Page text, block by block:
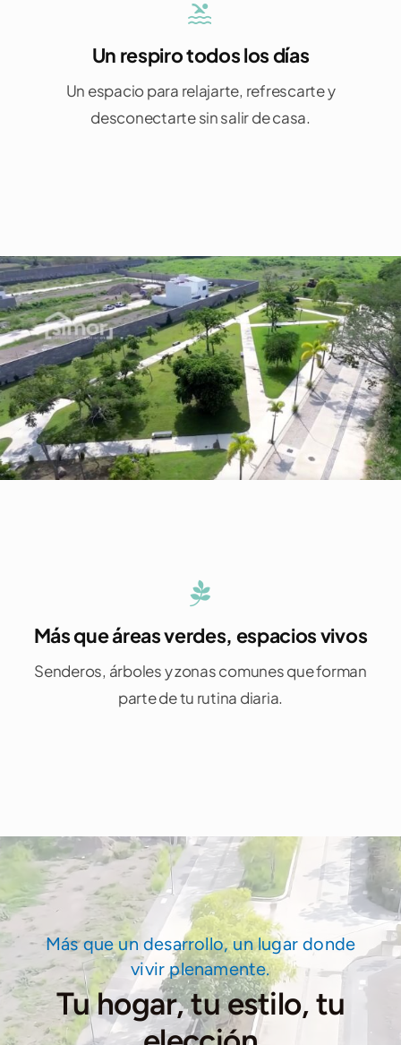
Un respiro todos los días
Un espacio para relajarte, refrescarte y
desconectarte sin salir de casa.
Más que áreas verdes, espacios vivos
Senderos, árboles y zonas comunes que forman
parte de tu rutina diaria.
Más que un desarrollo, un lugar donde
vivir plenamente.
Tu hogar, tu estilo, tu